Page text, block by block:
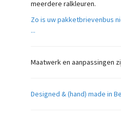
meerdere ralkleuren.
Zo is uw pakketbrievenbus
...
Maatwerk en aanpassingen
Designed & (hand) made in